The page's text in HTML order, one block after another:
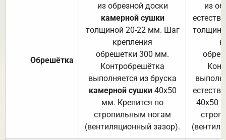
Обрешётка
из обрезной доски
камерной сушки
толщиной 20-22 мм. Шаг
крепления
обрешетки 300 мм.
Контробрешётка
выполняется из бруска
камерной сушки40х50
мм. Крепится по
стропильным ногам
(вентиляционный зазор).
из
40х50